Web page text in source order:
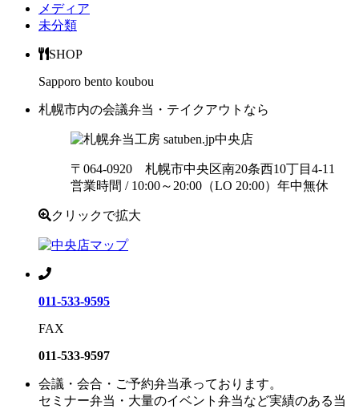
メディア
未分類
SHOP
Sapporo bento koubou
札幌市内の会議弁当・テイクアウトなら
中央店
〒064-0920 札幌市中央区南20条西10丁目4-11
営業時間 / 10:00～20:00（LO 20:00）年中無休
クリックで拡大
011-533-9595
FAX
011-533-9597
会議・会合・ご予約弁当承っております。
セミナー弁当・大量のイベント弁当など実績のある当